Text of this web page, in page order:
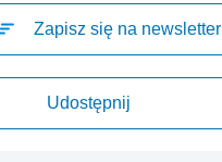
Zapisz się na newsletter
Udostępnij